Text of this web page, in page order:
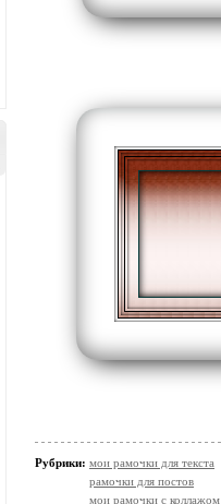
Рубрики: мои рамочки для текста
рамочки для постов
мои рамочки с коллажом